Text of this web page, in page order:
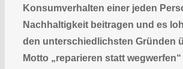
Konsumverhalten einer jeden
Nachhaltigkeit beitragen und es
den unterschiedlichsten Gründen
Motto „reparieren statt wegwerfen“